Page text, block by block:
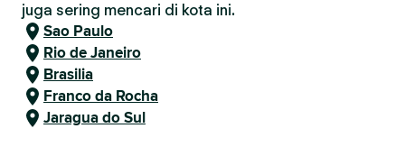
juga sering mencari di kota ini.
Sao Paulo
Rio de Janeiro
Brasilia
Franco da Rocha
Jaragua do Sul